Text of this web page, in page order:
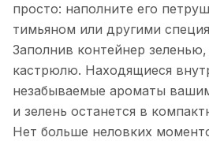
просто: наполните его
тимьяном или другими
Заполнив контейнер
кастрюлю. Находящиеся
незабываемые ароматы
и зелень останется в
Нет больше неловких